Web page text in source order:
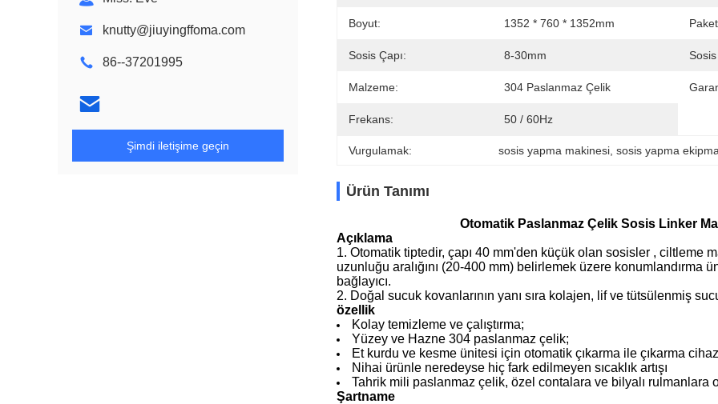
knutty@jiuyingffoma.com
86--37201995
Şimdi iletişime geçin
Boyut: 1352 * 760 * 1352mm
Sosis Çapı: 8-30mm
Malzeme: 304 Paslanmaz Çelik
Frekans: 50 / 60Hz
Vurgulamak: sosis yapma makinesi , sosis yapma
Ürün Tanımı
Otomatik Paslanmaz Çelik Sosis Linker
Açıklama
1. Otomatik tiptedir, çapı 40 mm'den küçük olan sosisler , ciltleme
uzunluğu aralığını (20-400 mm) belirlemek üzere konumlandırma
bağlayıcı.
2. Doğal sucuk kovanlarının yanı sıra kolajen, lif ve tütsülenmiş
özellik
Kolay temizleme ve çalıştırma;
Yüzey ve Hazne 304 paslanmaz çelik;
Et kurdu ve kesme ünitesi için otomatik çıkarma ile çıkarma
Nihai ürünle neredeyse hiç fark edilmeyen sıcaklık artışı
Tahrik mili paslanmaz çelik, özel contalara ve bilyalı rulmanlara
Şartname